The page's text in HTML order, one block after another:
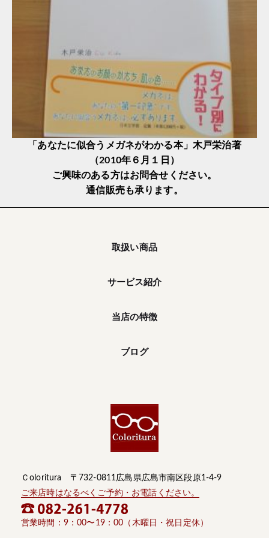
「あなたに似合うメガネがわかる本」木戸栄治著
（2010年６月１日）
ご興味のある方はお問合せください。
通信販売も承ります。
取扱い商品
サービス紹介
当店の特徴
ブログ
Ｃoloritura 〒732-0811広島県広島市南区段原1-4-9
ご来店時はなるべくご予約・お電話ください。
営業時間：9：00〜19：00（木曜日・祝日定休）